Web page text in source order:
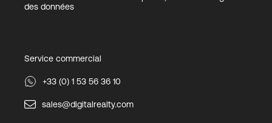
des données
Service commercial
+33 (0) 1 53 56 36 10
sales@digitalrealty.com